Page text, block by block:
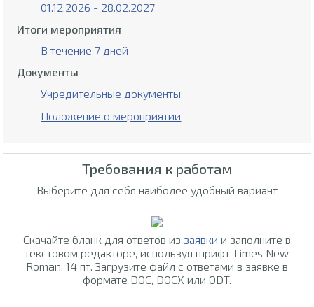
01.12.2026 - 28.02.2027
Итоги мероприятия
В течение 7 дней
Документы
Учредительные документы
Положение о мероприятии
Требования к работам
Выберите для себя наиболее удобный вариант
Скачайте бланк для ответов из заявки и заполните в
текстовом редакторе, используя шрифт Times New
Roman, 14 пт. Загрузите файл с ответами в заявке в
формате DOC, DOCX или ODT.